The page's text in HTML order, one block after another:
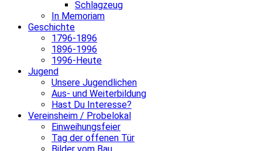
Schlagzeug
In Memoriam
Geschichte
1796-1896
1896-1996
1996-Heute
Jugend
Unsere Jugendlichen
Aus- und Weiterbildung
Hast Du Interesse?
Vereinsheim / Probelokal
Einweihungsfeier
Tag der offenen Tür